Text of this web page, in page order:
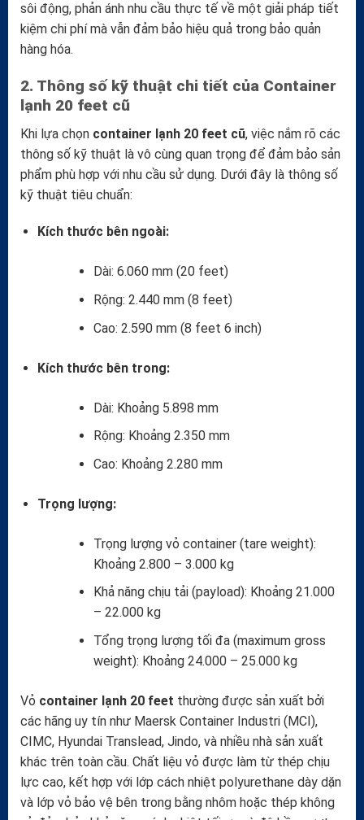
sôi động, phản ánh nhu cầu thực tế về một giải pháp tiết
kiệm chi phí mà vẫn đảm bảo hiệu quả trong bảo quản
hàng hóa.
2. Thông số kỹ thuật chi tiết của Container
lạnh 20 feet cũ
Khi lựa chọn container lạnh 20 feet cũ, việc nắm rõ các
thông số kỹ thuật là vô cùng quan trọng để đảm bảo sản
phẩm phù hợp với nhu cầu sử dụng. Dưới đây là thông số
kỹ thuật tiêu chuẩn:
Kích thước bên ngoài:
Dài: 6.060 mm (20 feet)
Rộng: 2.440 mm (8 feet)
Cao: 2.590 mm (8 feet 6 inch)
Kích thước bên trong:
Dài: Khoảng 5.898 mm
Rộng: Khoảng 2.350 mm
Cao: Khoảng 2.280 mm
Trọng lượng:
Trọng lượng vỏ container (tare weight):
Khoảng 2.800 – 3.000 kg
Khả năng chịu tải (payload): Khoảng 21.000
– 22.000 kg
Tổng trọng lượng tối đa (maximum gross
weight): Khoảng 24.000 – 25.000 kg
Vỏ container lạnh 20 feet thường được sản xuất bởi
các hãng uy tín như Maersk Container Industri (MCI),
CIMC, Hyundai Translead, Jindo, và nhiều nhà sản xuất
khác trên toàn cầu. Chất liệu vỏ được làm từ thép chịu
lực cao, kết hợp với lớp cách nhiệt polyurethane dày dặn
và lớp vỏ bảo vệ bên trong bằng nhôm hoặc thép không